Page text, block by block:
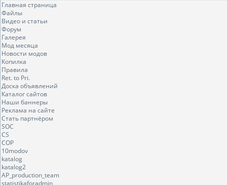
Главная страница
Файлы
Видео и статьи
Форум
Галерея
Мод месяца
Новости модов
Копилка
Правила
Ret. to Pri.
Доска объявлений
Каталог сайтов
Наши баннеры
Реклама на сайте
Стать партнёром
SOC
CS
COP
10modov
katalog
katalog2
AP_production_team
statistikaforadmin